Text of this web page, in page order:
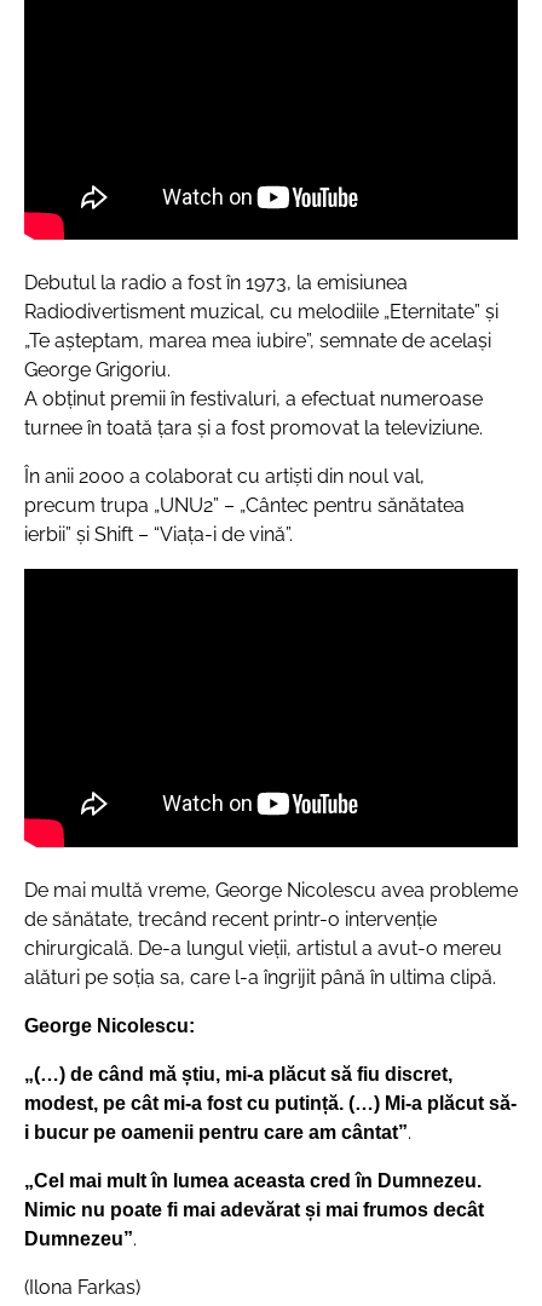
Debutul la radio a fost în 1973, la emisiunea
Radiodivertisment muzical, cu melodiile „Eternitate” şi
„Te aşteptam, marea mea iubire”, semnate de acelaşi
George Grigoriu.
A obţinut premii în festivaluri, a efectuat numeroase
turnee în toată ţara şi a fost promovat la televiziune.
În anii 2000 a colaborat cu artişti din noul val,
precum trupa „UNU2” – „Cântec pentru sănătatea
ierbii” şi Shift – “Viaţa-i de vină”.
De mai multă vreme, George Nicolescu avea probleme
de sănătate, trecând recent printr-o intervenţie
chirurgicală. De-a lungul vieţii, artistul a avut-o mereu
alături pe soţia sa, care l-a îngrijit până în ultima clipă.
George Nicolescu:
„(…) de când mă știu, mi-a plăcut să fiu discret,
modest, pe cât mi-a fost cu putință. (…) Mi-a plăcut să-
i bucur pe oamenii pentru care am cântat”.
„Cel mai mult în lumea aceasta cred în Dumnezeu.
Nimic nu poate fi mai adevărat și mai frumos decât
Dumnezeu”.
(Ilona Farkas)